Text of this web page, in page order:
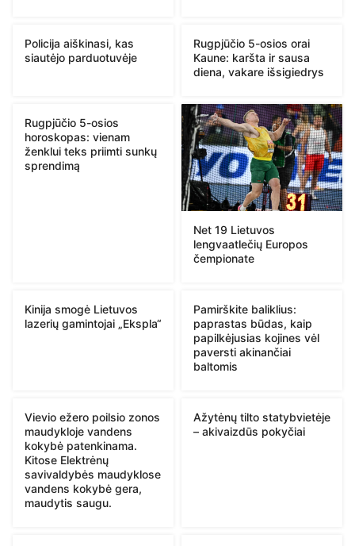
Policija aiškinasi, kas
siautėjo parduotuvėje
Rugpjūčio 5-osios orai
Kaune: karšta ir sausa
diena, vakare išsigiedrys
Rugpjūčio 5-osios
horoskopas: vienam
ženklui teks priimti sunkų
sprendimą
Net 19 Lietuvos
lengvaatlečių Europos
čempionate
Kinija smogė Lietuvos
lazerių gamintojai „Ekspla“
Pamirškite baliklius:
paprastas būdas, kaip
papilkėjusias kojines vėl
paversti akinančiai
baltomis
Vievio ežero poilsio zonos
maudykloje vandens
kokybė patenkinama.
Kitose Elektrėnų
savivaldybės maudyklose
vandens kokybė gera,
maudytis saugu.
Ažytėnų tilto statybvietėje
– akivaizdūs pokyčiai